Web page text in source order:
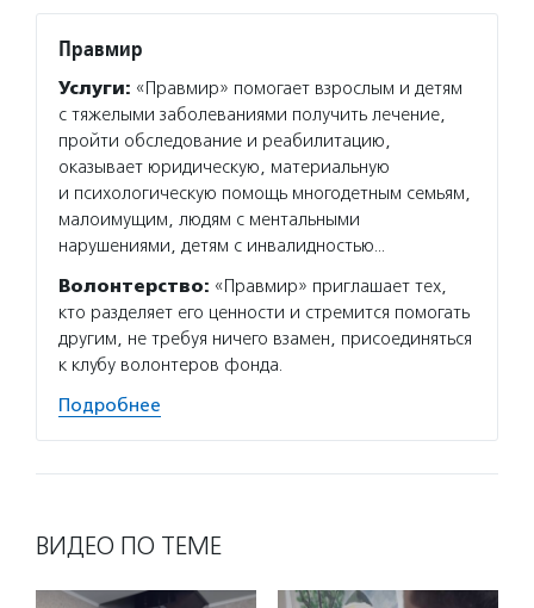
Правмир
Услуги: «Правмир» помогает взрослым и детям
с тяжелыми заболеваниями получить лечение,
пройти обследование и реабилитацию,
оказывает юридическую, материальную
и психологическую помощь многодетным семьям,
малоимущим, людям с ментальными
нарушениями, детям с инвалидностью…
Волонтерство: «Правмир» приглашает тех,
кто разделяет его ценности и стремится помогать
другим, не требуя ничего взамен, присоединяться
к клубу волонтеров фонда.
Подробнее
ВИДЕО ПО ТЕМЕ